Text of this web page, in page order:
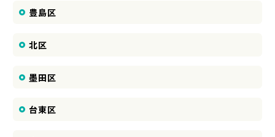
豊島区
北区
墨田区
台東区